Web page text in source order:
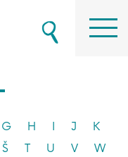
G H I J
K
Š T U V
W